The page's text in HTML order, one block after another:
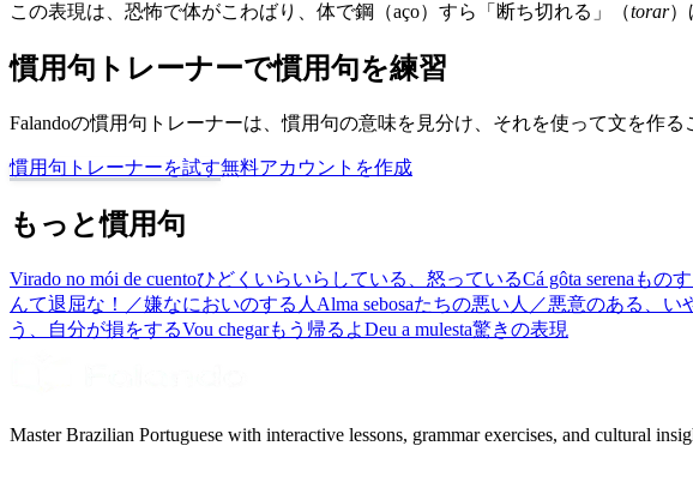
この表現は、恐怖で体がこわばり、体で鋼（aço）すら「断ち切れる」（torar）
慣用句トレーナーで慣用句を練習
Falandoの慣用句トレーナーは、慣用句の意味を見分け、それを使って文を作
慣用句トレーナーを試す無料アカウントを作成
もっと慣用句
Virado no mói de cuentoひどくいらいらしている、怒っているCá gôta serena もの
んて退屈な！／嫌なにおいのする人 Alma sebosaたちの悪い人／悪意のある、い
う、自分が損をするVou chegarもう帰るよDeu a mulesta驚きの表現
Master Brazilian Portuguese with interactive lessons, grammar exercises, and cultural